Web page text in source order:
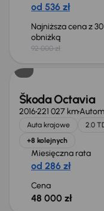
od 536 zł
Najniższa cena z
obniżką
92 000 zł
Škoda Octavia
2016221 027 km
Auta krajowe 2.0
+8 kolejnych
Miesięczna rata
od 286 zł
Cena
48 000 zł
Od nowego taniej o